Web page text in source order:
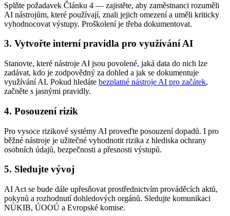
Splňte požadavek Článku 4 — zajistěte, aby zaměstnanci rozuměli
AI nástrojům, které používají, znali jejich omezení a uměli kriticky
vyhodnocovat výstupy. Proškolení je třeba dokumentovat.
3. Vytvořte interní pravidla pro využívání AI
Stanovte, které nástroje AI jsou povolené, jaká data do nich lze
zadávat, kdo je zodpovědný za dohled a jak se dokumentuje
využívání AI. Pokud hledáte bezplatné nástroje AI pro začátek,
začněte s jasnými pravidly.
4. Posouzení rizik
Pro vysoce rizikové systémy AI proveďte posouzení dopadů. I pro
běžné nástroje je užitečné vyhodnotit rizika z hlediska ochrany
osobních údajů, bezpečnosti a přesnosti výstupů.
5. Sledujte vývoj
AI Act se bude dále upřesňovat prostřednictvím prováděcích aktů,
pokynů a rozhodnutí dohledových orgánů. Sledujte komunikaci
NÚKIB, ÚOOÚ a Evropské komise.